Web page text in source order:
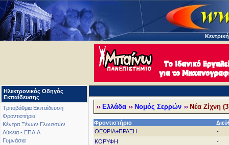
Ηλεκτρονικός Οδηγός
Εκπαίδευσης
Τριτοβάθμια Εκπαίδευση
Φροντιστήρια
Κέντρα Ξένων Γλωσσών
Λύκεια - ΕΠΑ.Λ.
Γυμνάσια
Ελλάδα Νομός Σερρών Νέα Ζίχνη
Φροντιστήριο
ΘΕΩΡΙΑ+ΠΡΑΞΗ
-
ΚΟΡΥΦΗ
-